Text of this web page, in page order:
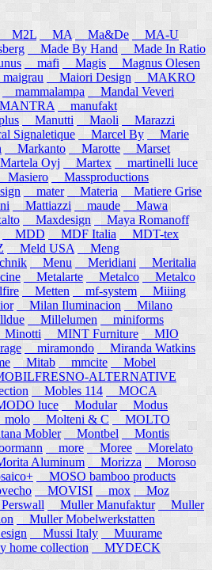
M2L MA Ma&De
MA-U
Made By Hand
Made In Ratio
mafi Magis
Magnus Olesen
Maiori Design
MAKRO
mammalampa
Mandal Veveri
manufakt
Manutti Maoli
Marazzi
Signaletique Marcel By
Marie
Markanto Marotte
Marset
Oyj Martex
martinelli luce
Masiero
Massproductions
mater Materia
Matiere Grise
Mattiazzi maude
Mawa
Maxdesign
Maya Romanoff
MDD MDF Italia
MDT-tex
Meld USA
Meng
Menu Meridiani
Meritalia
Metalarte Metalco
Metalco
Metten mf-system
Miiing
Milan Iluminacion
Milano
Millelumen
miniforms
MINT Furniture
MIO
miramondo
Miranda Watkins
Mitab mmcite
Mobel
ALTERNATIVE
Mobles 114
MOCA
luce Modular
Modus
Molteni & C
MOLTO
Mobler Montbel
Montis
more Moree
Morelato
Aluminum Morizza
Moroso
MOSO bamboo products
MOVISI mox
Moz
Muller Manufaktur
Muller
Muller Mobelwerkstatten
Mussi Italy
Muurame
collection
MYDECK